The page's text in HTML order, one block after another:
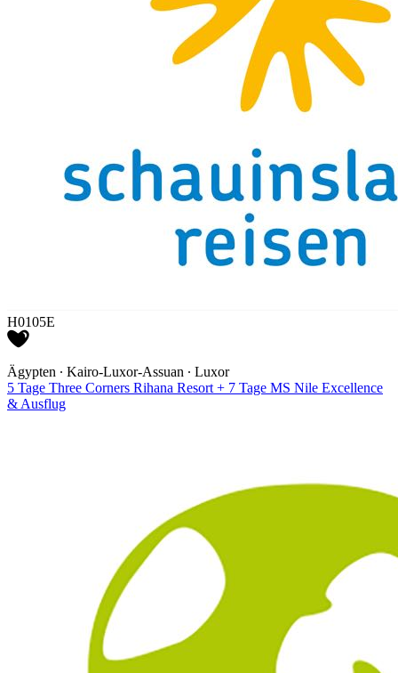
H0105E
Ägypten ∙ Kairo-Luxor-Assuan ∙ Luxor
5 Tage Three Corners Rihana Resort + 7 Tage MS Nile Excellence
& Ausflug